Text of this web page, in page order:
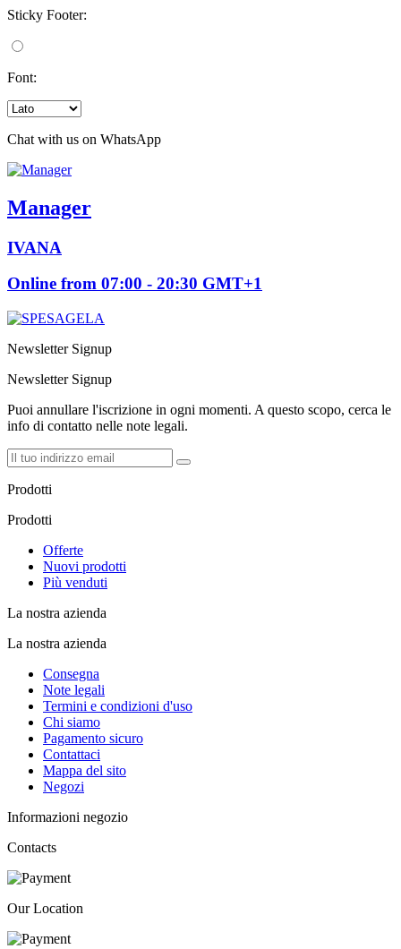
Sticky Footer:
Font:
Chat with us on WhatsApp
Manager
IVANA
Online from 07:00 - 20:30 GMT+1
Newsletter Signup
Newsletter Signup
Puoi annullare l'iscrizione in ogni momenti. A questo scopo, cerca le
info di contatto nelle note legali.
Prodotti
Prodotti
Offerte
Nuovi prodotti
Più venduti
La nostra azienda
La nostra azienda
Consegna
Note legali
Termini e condizioni d'uso
Chi siamo
Pagamento sicuro
Contattaci
Mappa del sito
Negozi
Informazioni negozio
Contacts
Our Location